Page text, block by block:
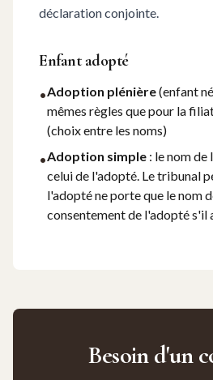
déclaration conjointe.
Enfant adopté
•Adoption plénière(enfant
mêmes règles que pour la
(choix entre les noms)
•Adoption simple : le nom
celui de l'adopté. Le tribunal
l'adopté ne porte que le nom
consentement de l'adopté s'il
Besoin d'un